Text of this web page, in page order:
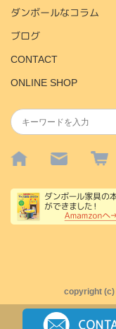
ダンボールなコラム
ブログ
CONTACT
ONLINE SHOP
copyright (c)